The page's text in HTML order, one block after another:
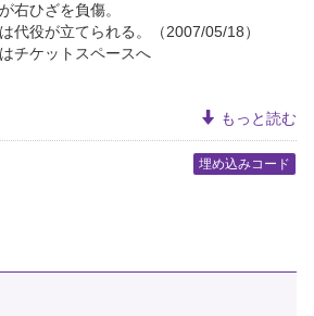
右ひざを負傷。
代役が立てられる。（2007/05/18）
チケットスペースへ
もっと読む
埋め込みコード